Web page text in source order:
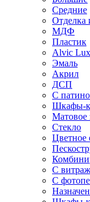
Средние
Отделка
МДФ
Пластик
Alvic
Эмаль
Акрил
ДСП
С
Шкафы-
Матовое
Стекло
Цветное
С
С